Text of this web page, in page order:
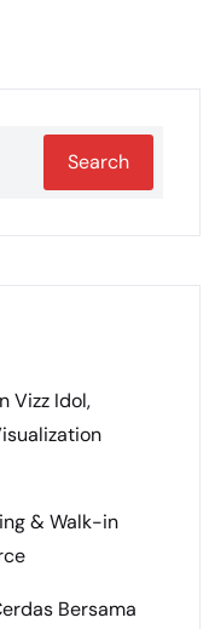
Search
Vizz Idol,
& Walk-in
Bersama